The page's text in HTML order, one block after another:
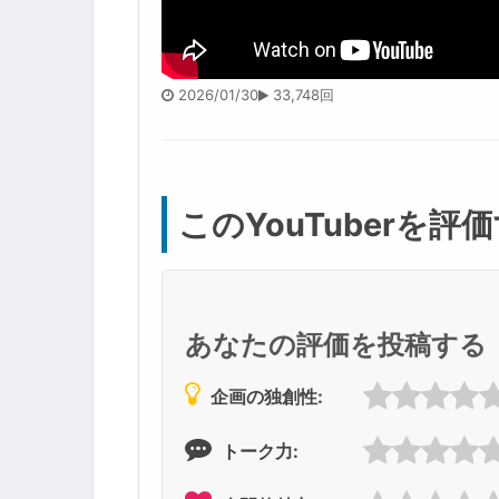
2026/01/30 33,748回
このYouTuberを評
あなたの評価を投稿する
企画の独創性:
トーク力: